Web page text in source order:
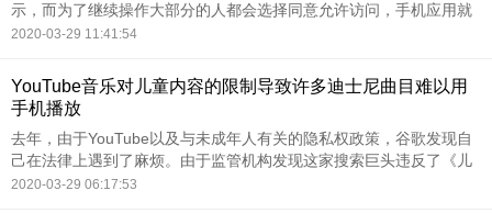
示，而为了继续操作大部分的人都会选择同意允许访问，手机应用就
可以通过手机来获取我们的个人信息，但这样做的后果很容易造成个
为什么手机安装应用总要先获取权限呢？
2020-03-29 11:41:54
YouTube音乐对儿童内容的限制导致许多迪士尼曲目难以用
手机播放
去年，由于YouTube以及与未成年人有关的隐私权政策，谷歌发现自
己在法律上遇到了麻烦。由于监管机构发现这家搜索巨头违反了《儿
童在线隐私保护法》，因此对其处以数百万美元的罚款。
2020-03-29 06:17:53